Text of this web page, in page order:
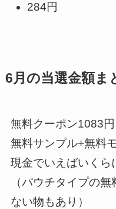
284円
6月の当選金額ま
無料クーポン1083円
無料サンプル+無料
現金でいえばいくら
（パウチタイプの
ない物もあり）